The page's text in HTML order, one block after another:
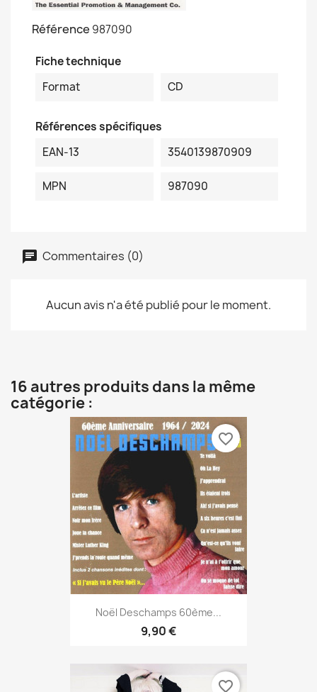
Référence 987090
Fiche technique
Format
CD
Références spécifiques
EAN-13
3540139870909
MPN 987090
Commentaires (0)
Aucun avis n'a été publié pour le moment.
16 autres produits dans la même
catégorie :
Noël Deschamps 60ème...
9,90 €
favorite_border
favorite_border